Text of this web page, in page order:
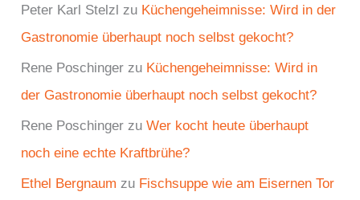
Peter Karl Stelzl zu Küchengeheimnisse: Wird in der
Gastronomie überhaupt noch selbst gekocht?
Rene Poschinger zu Küchengeheimnisse: Wird in
der Gastronomie überhaupt noch selbst gekocht?
Rene Poschinger zuWer kocht heute überhaupt
noch eine echte Kraftbrühe?
Ethel Bergnaum zu Fischsuppe wie am Eisernen Tor